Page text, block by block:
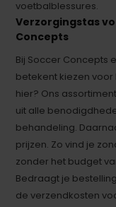
voetbalblessures.
Verzorgingstas
Concepts
Bij Soccer Concepts
betekent kiezen
hier? Ons
uit alle
behandeling.
prijzen. Zo vind je
zonder het budget
Bedraagt je
de verzendkosten